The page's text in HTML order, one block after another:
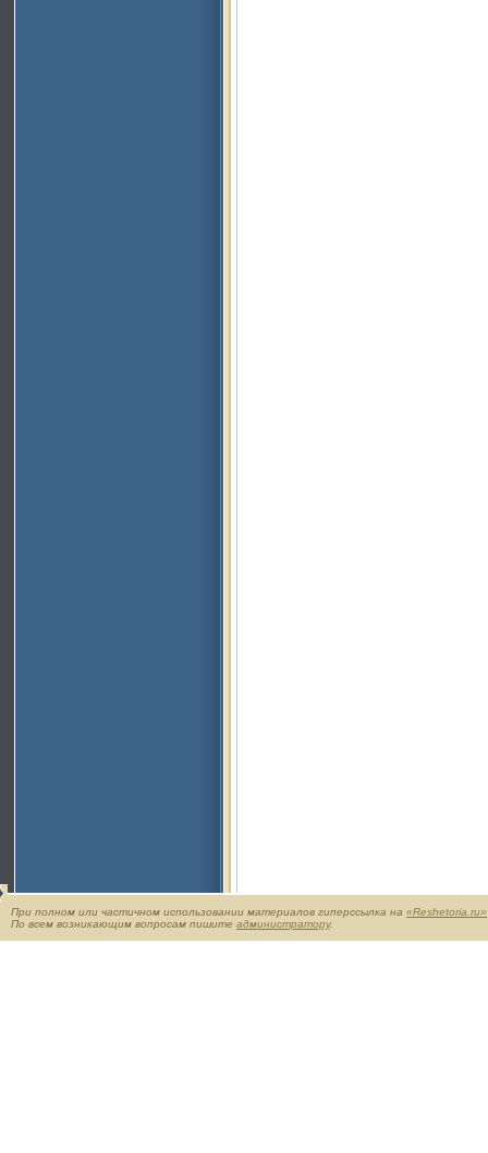
При полном или частичном использовании материалов гиперссылка на «Reshetoria.ru»
По всем возникающим вопросам пишите администратору.